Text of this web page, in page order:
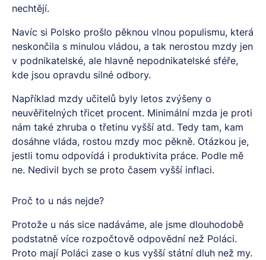
nechtějí.
Navíc si Polsko prošlo pěknou vlnou populismu, která
neskončila s minulou vládou, a tak nerostou mzdy jen
v podnikatelské, ale hlavně nepodnikatelské sféře,
kde jsou opravdu silné odbory.
Například mzdy učitelů byly letos zvýšeny o
neuvěřitelných třicet procent. Minimální mzda je proti
nám také zhruba o třetinu vyšší atd. Tedy tam, kam
dosáhne vláda, rostou mzdy moc pěkně. Otázkou je,
jestli tomu odpovídá i produktivita práce. Podle mě
ne. Nedivil bych se proto časem vyšší inflaci.
Proč to u nás nejde?
Protože u nás sice nadáváme, ale jsme dlouhodobě
podstatně více rozpočtově odpovědní než Poláci.
Proto mají Poláci zase o kus vyšší státní dluh než my.